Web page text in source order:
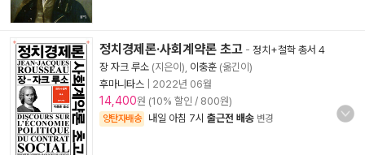
정치경제론·사회계약론 초고 - 정치+철학 총서 4
장 자크 루소 (지은이), 이충훈 (옮긴이)
후마니타스
2022년 06월
14,400원 (10% 할인 / 800원)
양탄자배송 내일 아침 7시 출근전 배송 변경